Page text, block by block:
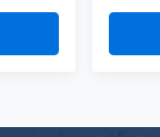
sponge,
to high